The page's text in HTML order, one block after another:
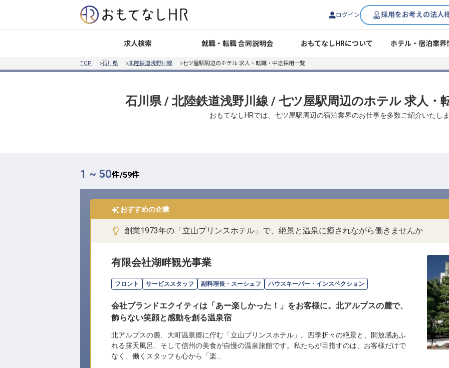
ログイン 採用をお考えの法人
求人検索 就職・転職 合同説明会 おもてなしHRについて ホテル・宿泊業界
TOP 石川県 北陸鉄道浅野川線 七ツ屋駅周辺のホテル 求人・転職・中途採用一覧
石川県 / 北陸鉄道浅野川線 / 七ツ屋駅周辺のホテル 求人・
おもてなしHRでは、七ツ屋駅周辺の宿泊業界のお仕事を多数ご紹介いたし
1 ~ 50件/59件
おすすめの企業
創業1973年の「立山プリンスホテル」で、絶景と温泉に癒されながら働きませんか
有限会社湖畔観光事業
フロント サービススタッフ 副料理長・スーシェフ ハウスキーパー・インスペクション
会社ブランドエクイティは「あー楽しかった！」をお客様に。北アルプスの麓で、
飾らない笑顔と感動を創る温泉宿
北アルプスの麓、大町温泉郷に佇む「立山プリンスホテル」。四季折々の絶景と、開放感あふ
れる露天風呂、そして信州の美食が自慢の温泉旅館です。私たちが目指すのは、お客様だけで
なく、働くスタッフも心から「楽…